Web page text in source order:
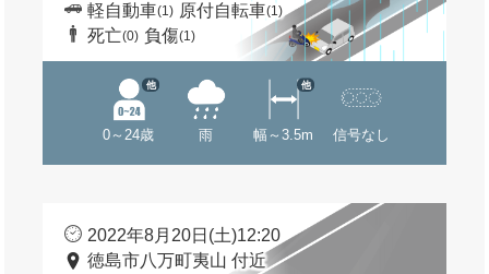
軽自動車(1) 原付自転車(1)
死亡(0) 負傷(1)
0～24歳
他
雨 幅～3.5m
他
信号なし
2022年8月20日(土)12:20
徳島市八万町夷山 付近